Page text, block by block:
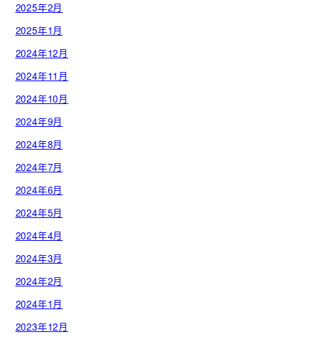
2025年2月
2025年1月
2024年12月
2024年11月
2024年10月
2024年9月
2024年8月
2024年7月
2024年6月
2024年5月
2024年4月
2024年3月
2024年2月
2024年1月
2023年12月